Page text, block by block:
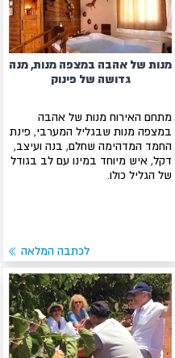
מנות של אהבה במצפה מנות, מנה
גדושה של פינוק
מתחם האירוח מנות של אהבה
במצפה מנות שבגליל המערבי, פינת
החמד המדהימה שחלם, בנה ועיצב,
דקל, איש מיוחד במינו עם לב בגודל
של הגליל כולו.
לכתבה המלאה